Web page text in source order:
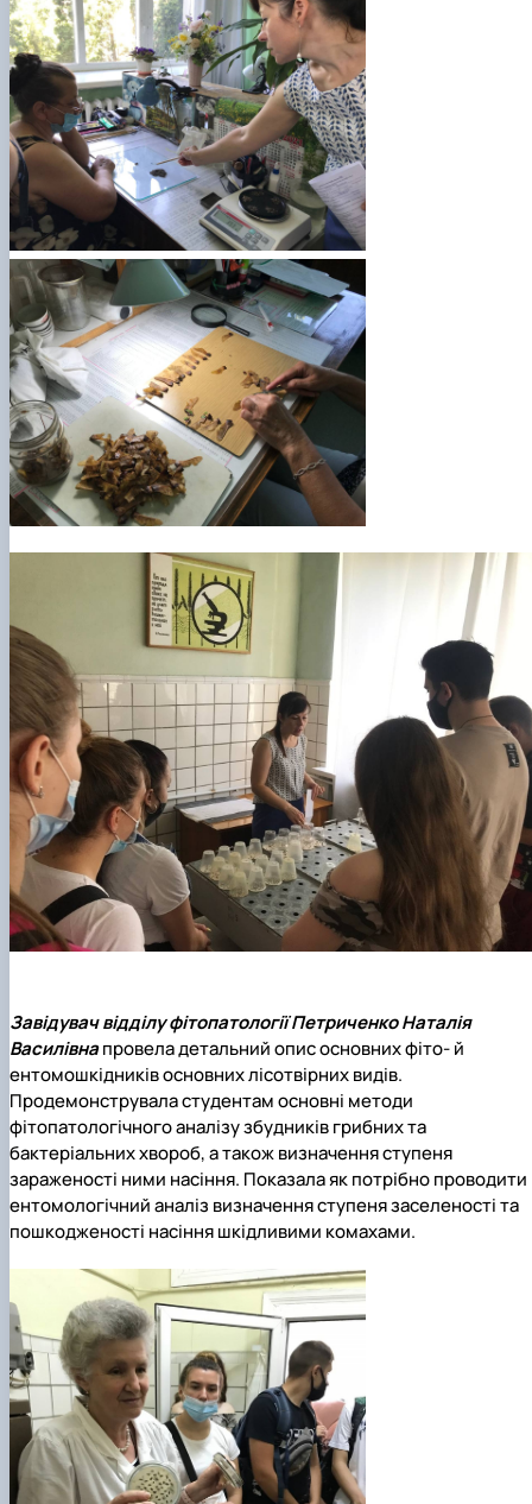
Завідувач відділу фітопатології Петриченко Наталія
Василівнапровела детальний опис основних фіто- й
ентомошкідників основних лісотвірних видів.
Продемонструвала студентам основні методи
фітопатологічного аналізу збудників грибних та
бактеріальних хвороб, а також визначення ступеня
зараженості ними насіння. Показала як потрібно проводити
ентомологічний аналіз визначення ступеня заселеності та
пошкодженості насіння шкідливими комахами.